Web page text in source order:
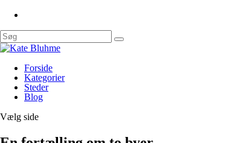
Forside
Kategorier
Steder
Blog
Vælg side